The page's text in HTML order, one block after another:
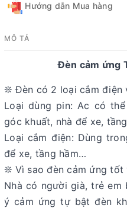
Hướng dẫn Mua hàng
MÔ TẢ
Đèn cảm ứng
❊ Đèn có 2 loại cắm điện
Loại dùng pin: Ac có
góc khuất, nhà để xe,
Loại cắm điện: Dùng
để xe, tầng hầm…
❊ Vì sao đèn cảm ứng tốt
Nhà có người già, trẻ
ý cảm ứng tự bật đèn